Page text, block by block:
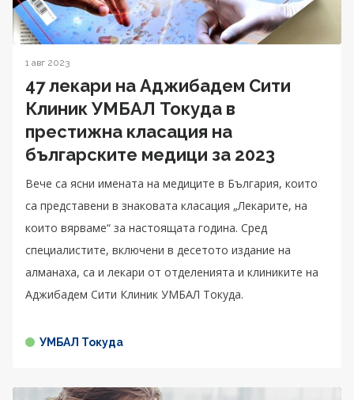
1 авг 2023
47 лекари на Аджибадем Сити
Клиник УМБАЛ Токуда в
престижна класация на
българските медици за 2023
Вече са ясни имената на медиците в България, които
са представени в знаковата класация „Лекарите, на
които вярваме“ за настоящата година. Сред
специалистите, включени в десетото издание на
алманаха, са и лекари от отделенията и клиниките на
Аджибадем Сити Клиник УМБАЛ Токуда.
УМБАЛ Токуда